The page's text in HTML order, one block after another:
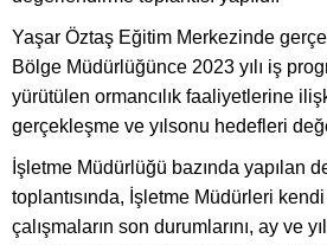
Yaşar Öztaş Eğitim Merkezinde
Bölge Müdürlüğünce 2023 yılı iş
yürütülen ormancılık faaliyetlerine
gerçekleşme ve yılsonu hedefleri
İşletme Müdürlüğü bazında yapılan
toplantısında, İşletme Müdürleri
çalışmaların son durumlarını, ay ve